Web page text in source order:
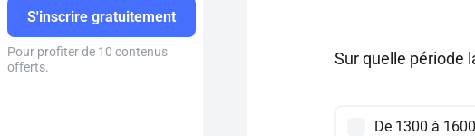
S'inscrire gratuitement
Pour profiter de 10 contenus
offerts.
Sur quelle période
De 1300 à 1600